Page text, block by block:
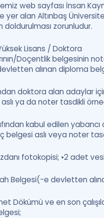
web sayfası İnsan
yer alan Altınbaş
doldurulması zorunludur.
Lisans / Doktora
Doçentlik belgesinin
alınan diploma
doktora alan adaylar
ya da noter tasdikli
kabul edilen yabancı
belgesi aslı veya noter
fotokopisi; •2 adet
Belgesi(-e devletten
Dökümü ve en son